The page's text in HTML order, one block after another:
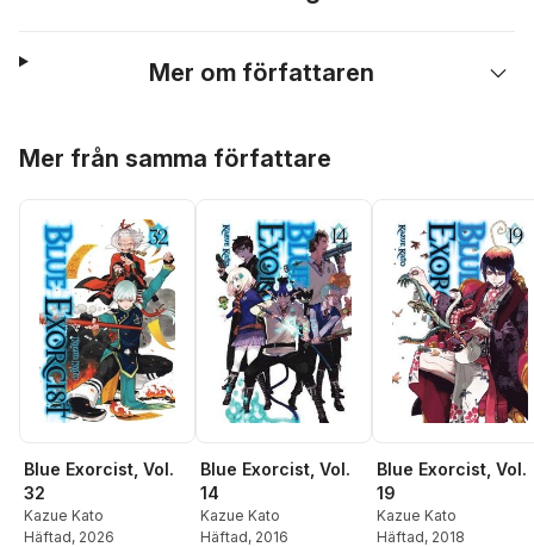
Mer om författaren
Mer från samma författare
Blue Exorcist, Vol.
32
Kazue Kato
Häftad, 2026
Blue Exorcist, Vol.
14
Kazue Kato
Häftad, 2016
Blue Exorcist, Vol.
19
Kazue Kato
Häftad, 2018